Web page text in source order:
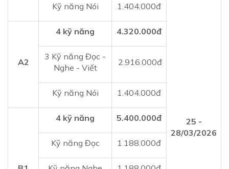
25 -
28/03/2026
Kỹ năng Nói 1.404.000đ
A2
4 kỹ năng 4.320.000đ
3 Kỹ năng Đọc -
Nghe - Viết
2.916.000đ
Kỹ năng Nói 1.404.000đ
4 kỹ năng 5.400.000đ
Kỹ năng Đọc 1.188.000đ